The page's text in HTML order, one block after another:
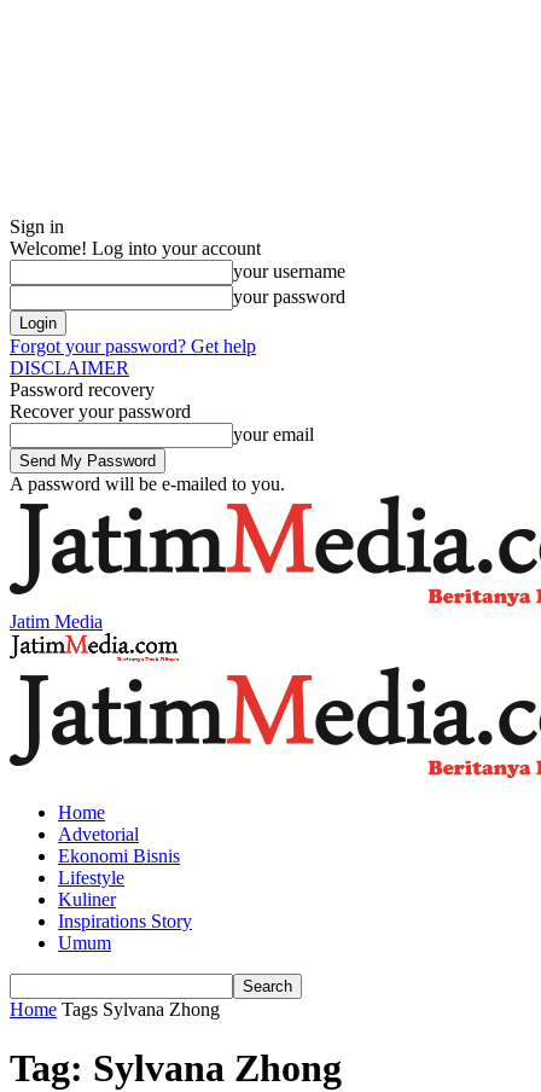
Sign in
Welcome! Log into your account
your username
your password
Forgot your password? Get help
DISCLAIMER
Password recovery
Recover your password
your email
A password will be e-mailed to you.
Jatim Media
Home
Advetorial
Ekonomi Bisnis
Lifestyle
Kuliner
Inspirations Story
Umum
Home Tags Sylvana Zhong
Tag: Sylvana Zhong